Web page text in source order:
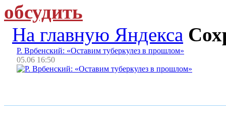
обсудить
На главную Яндекса
Р. Врбенский: «Оставим туберкулез в прошлом»
05.06 16:50